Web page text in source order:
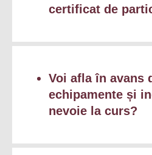
certificat de
Voi afla în avans
echipamente și
nevoie la curs?